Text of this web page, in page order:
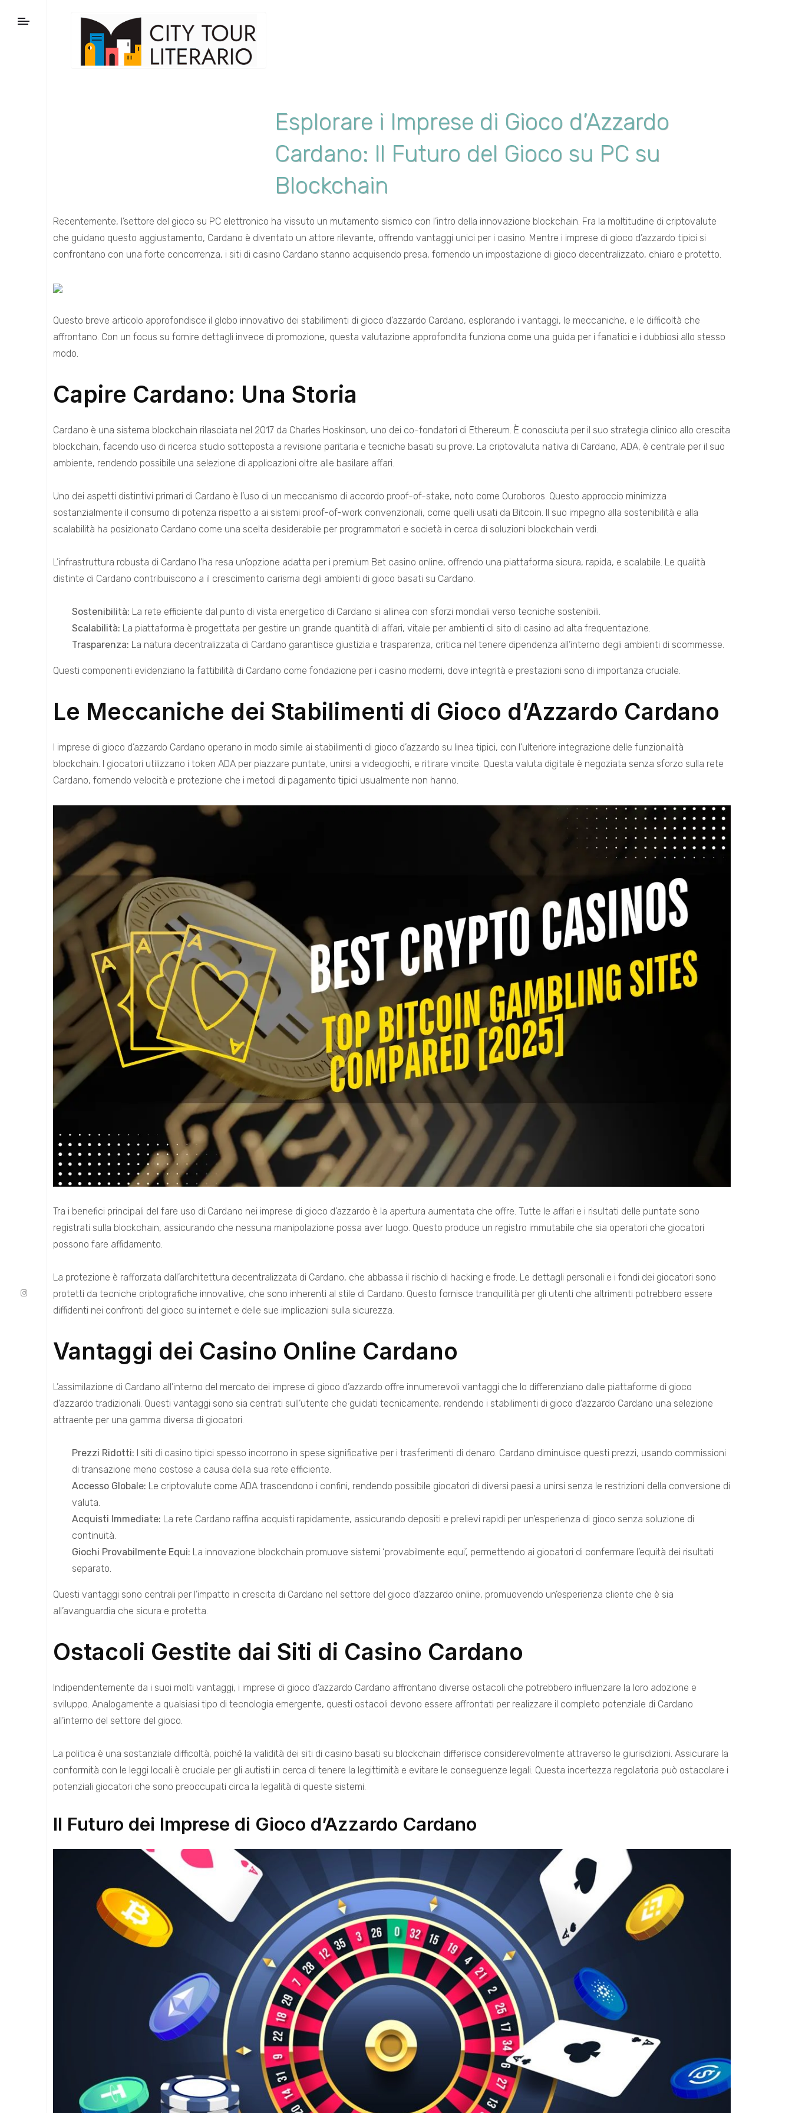
Esplorare i Imprese di Gioco d’Azzardo
Cardano: Il Futuro del Gioco su PC su
Blockchain
Recentemente, l’settore del gioco su PC elettronico ha vissuto un mutamento sismico con l’intro della innovazione blockchain. Fra la moltitudine di criptovalute
che guidano questo aggiustamento, Cardano è diventato un attore rilevante, offrendo vantaggi unici per i casino. Mentre i imprese di gioco d’azzardo tipici si
confrontano con una forte concorrenza, i siti di casino Cardano stanno acquisendo presa, fornendo un impostazione di gioco decentralizzato, chiaro e protetto.
Questo breve articolo approfondisce il globo innovativo dei stabilimenti di gioco d’azzardo Cardano, esplorando i vantaggi, le meccaniche, e le difficoltà che
affrontano. Con un focus su fornire dettagli invece di promozione, questa valutazione approfondita funziona come una guida per i fanatici e i dubbiosi allo stesso
modo.
Capire Cardano: Una Storia
Cardano è una sistema blockchain rilasciata nel 2017 da Charles Hoskinson, uno dei co-fondatori di Ethereum. È conosciuta per il suo strategia clinico allo crescita
blockchain, facendo uso di ricerca studio sottoposta a revisione paritaria e tecniche basati su prove. La criptovaluta nativa di Cardano, ADA, è centrale per il suo
ambiente, rendendo possibile una selezione di applicazioni oltre alle basilare affari.
Uno dei aspetti distintivi primari di Cardano è l’uso di un meccanismo di accordo proof-of-stake, noto come Ouroboros. Questo approccio minimizza
sostanzialmente il consumo di potenza rispetto a ai sistemi proof-of-work convenzionali, come quelli usati da Bitcoin. Il suo impegno alla sostenibilità e alla
scalabilità ha posizionato Cardano come una scelta desiderabile per programmatori e società in cerca di soluzioni blockchain verdi.
L’infrastruttura robusta di Cardano l’ha resa un’opzione adatta per i premium Bet casino online, offrendo una piattaforma sicura, rapida, e scalabile. Le qualità
distinte di Cardano contribuiscono a il crescimento carisma degli ambienti di gioco basati su Cardano.
Sostenibilità: La rete efficiente dal punto di vista energetico di Cardano si allinea con sforzi mondiali verso tecniche sostenibili.
Scalabilità: La piattaforma è progettata per gestire un grande quantità di affari, vitale per ambienti di sito di casino ad alta frequentazione.
Trasparenza: La natura decentralizzata di Cardano garantisce giustizia e trasparenza, critica nel tenere dipendenza all’interno degli ambienti di scommesse.
Questi componenti evidenziano la fattibilità di Cardano come fondazione per i casino moderni, dove integrità e prestazioni sono di importanza cruciale.
Le Meccaniche dei Stabilimenti di Gioco d’Azzardo Cardano
I imprese di gioco d’azzardo Cardano operano in modo simile ai stabilimenti di gioco d’azzardo su linea tipici, con l’ulteriore integrazione delle funzionalità
blockchain. I giocatori utilizzano i token ADA per piazzare puntate, unirsi a videogiochi, e ritirare vincite. Questa valuta digitale è negoziata senza sforzo sulla rete
Cardano, fornendo velocità e protezione che i metodi di pagamento tipici usualmente non hanno.
Tra i benefici principali del fare uso di Cardano nei imprese di gioco d’azzardo è la apertura aumentata che offre. Tutte le affari e i risultati delle puntate sono
registrati sulla blockchain, assicurando che nessuna manipolazione possa aver luogo. Questo produce un registro immutabile che sia operatori che giocatori
possono fare affidamento.
La protezione è rafforzata dall’architettura decentralizzata di Cardano, che abbassa il rischio di hacking e frode. Le dettagli personali e i fondi dei giocatori sono
protetti da tecniche criptografiche innovative, che sono inherenti al stile di Cardano. Questo fornisce tranquillità per gli utenti che altrimenti potrebbero essere
diffidenti nei confronti del gioco su internet e delle sue implicazioni sulla sicurezza.
Vantaggi dei Casino Online Cardano
L’assimilazione di Cardano all’interno del mercato dei imprese di gioco d’azzardo offre innumerevoli vantaggi che lo differenziano dalle piattaforme di gioco
d’azzardo tradizionali. Questi vantaggi sono sia centrati sull’utente che guidati tecnicamente, rendendo i stabilimenti di gioco d’azzardo Cardano una selezione
attraente per una gamma diversa di giocatori.
Prezzi Ridotti: I siti di casino tipici spesso incorrono in spese significative per i trasferimenti di denaro. Cardano diminuisce questi prezzi, usando commissioni
di transazione meno costose a causa della sua rete efficiente.
Accesso Globale: Le criptovalute come ADA trascendono i confini, rendendo possibile giocatori di diversi paesi a unirsi senza le restrizioni della conversione di
valuta.
Acquisti Immediate: La rete Cardano raffina acquisti rapidamente, assicurando depositi e prelievi rapidi per un’esperienza di gioco senza soluzione di
continuità.
Giochi Provabilmente Equi: La innovazione blockchain promuove sistemi ‘provabilmente equi’, permettendo ai giocatori di confermare l’equità dei risultati
separato.
Questi vantaggi sono centrali per l’impatto in crescita di Cardano nel settore del gioco d’azzardo online, promuovendo un’esperienza cliente che è sia
all’avanguardia che sicura e protetta.
Ostacoli Gestite dai Siti di Casino Cardano
Indipendentemente da i suoi molti vantaggi, i imprese di gioco d’azzardo Cardano affrontano diverse ostacoli che potrebbero influenzare la loro adozione e
sviluppo. Analogamente a qualsiasi tipo di tecnologia emergente, questi ostacoli devono essere affrontati per realizzare il completo potenziale di Cardano
all’interno del settore del gioco.
La politica è una sostanziale difficoltà, poiché la validità dei siti di casino basati su blockchain differisce considerevolmente attraverso le giurisdizioni. Assicurare la
conformità con le leggi locali è cruciale per gli autisti in cerca di tenere la legittimità e evitare le conseguenze legali. Questa incertezza regolatoria può ostacolare i
potenziali giocatori che sono preoccupati circa la legalità di queste sistemi.
Il Futuro dei Imprese di Gioco d’Azzardo Cardano